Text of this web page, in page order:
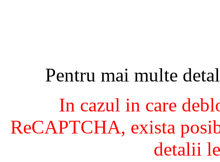
Pentru mai multe
In cazul in care
ReCAPTCHA, exista
detalii